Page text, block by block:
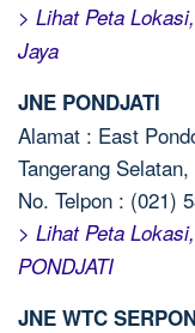
> Lihat Peta
Jaya
JNE PONDJATI
Alamat : East
Tangerang
No. Telpon : (021)
> Lihat Peta
PONDJATI
JNE WTC